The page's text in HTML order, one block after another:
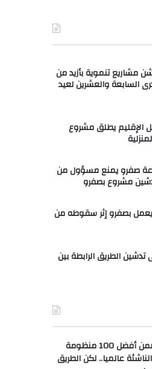
مشاريع تنموية بأزيد من
السابعة والعشرين لعيد
الإقليم يطلق مشروع
صفرو يمنع مسؤول من
مشروع بصفرو
بصفرو إثر سقوطه من
الطريق الرابطة بين
المغرب ضمن أفضل 100 منظومة
عالميا.. لكن الطريق